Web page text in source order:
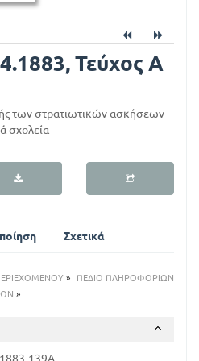
Τ
ε
χ
ς
Τεύχος Α
των στρατιωτικών ασκήσεων
σχολεία
Σχετικά
»
ΠΕΔΙΟ ΠΛΗΡΟΦΟΡΙΩΝ
»
1883-139A